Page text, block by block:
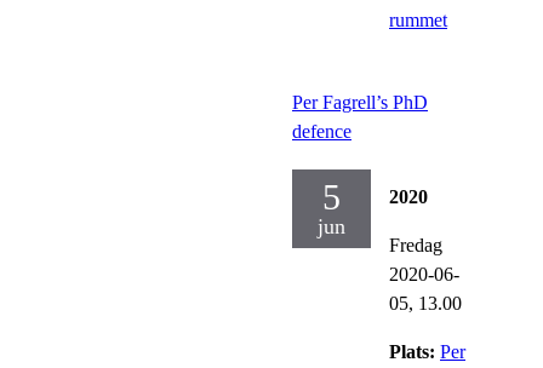
rummet
Per Fagrell’s PhD
defence
5
jun
2020
Fredag
2020-06-
05, 13.00
Plats: Per